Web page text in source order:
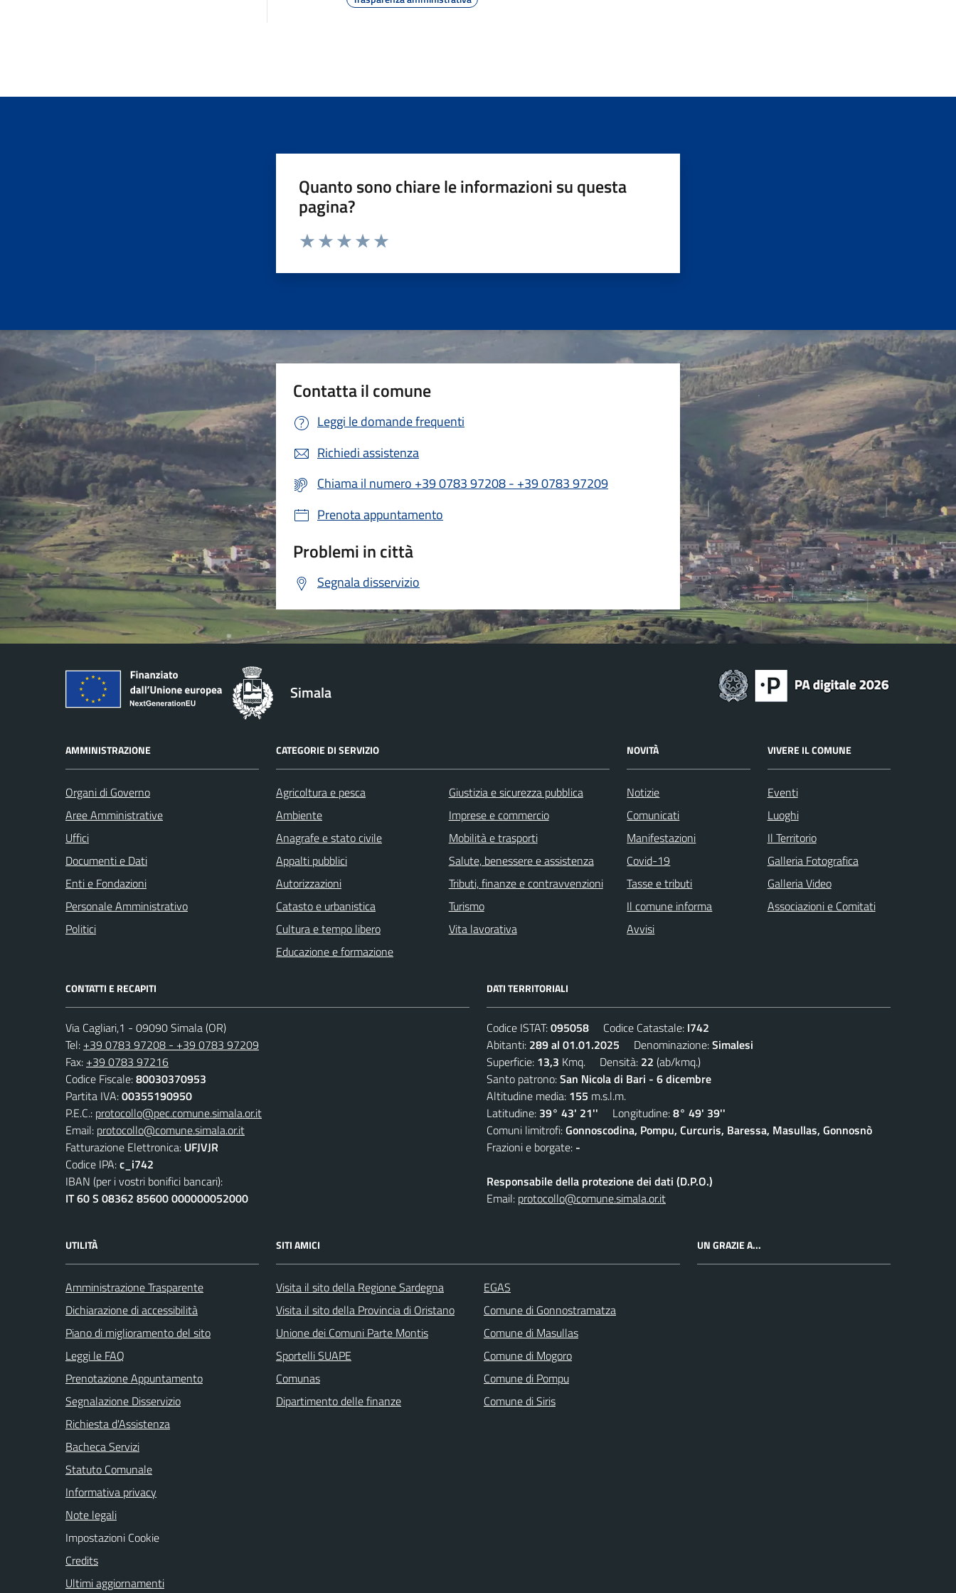
Quanto sono chiare le informazioni su questa
pagina?
Valuta da 1 a 5 stelle la pagina
Contatta il comune
Leggi le domande frequenti
Richiedi assistenza
Chiama il numero +39 0783 97208 - +39 0783 97209
Prenota appuntamento
Problemi in città
Segnala disservizio
Simala
AMMINISTRAZIONE
Organi di Governo
Aree Amministrative
Uffici
Documenti e Dati
Enti e Fondazioni
Personale Amministrativo
Politici
CATEGORIE DI SERVIZIO
Agricoltura e pesca
Ambiente
Anagrafe e stato civile
Appalti pubblici
Autorizzazioni
Catasto e urbanistica
Cultura e tempo libero
Educazione e formazione
Giustizia e sicurezza pubblica
Imprese e commercio
Mobilità e trasporti
Salute, benessere e assistenza
Tributi, finanze e contravvenzioni
Turismo
Vita lavorativa
NOVITÀ
Notizie
Comunicati
Manifestazioni
Covid-19
Tasse e tributi
Il comune informa
Avvisi
VIVERE IL COMUNE
Eventi
Luoghi
Il Territorio
Galleria Fotografica
Galleria Video
Associazioni e Comitati
CONTATTI E RECAPITI
Via Cagliari,1 - 09090 Simala (OR)
Tel: +39 0783 97208 - +39 0783 97209
Fax: +39 0783 97216
Codice Fiscale:80030370953
Partita IVA:00355190950
P.E.C.: protocollo@pec.comune.simala.or.it
Email: protocollo@comune.simala.or.it
Fatturazione Elettronica: UFJVJR
Codice IPA:c_i742
IBAN (per i vostri bonifici bancari):
IT 60 S 08362 85600 000000052000
DATI TERRITORIALI
Codice ISTAT:095058 Codice Catastale: I742
Abitanti: 289 al 01.01.2025 Denominazione:Simalesi
Superficie: 13,3 Kmq. Densità: 22 (ab/kmq.)
Santo patrono:San Nicola di Bari - 6 dicembre
Altitudine media: 155 m.s.l.m.
Latitudine: 39° 43' 21'' Longitudine:8° 49' 39''
Comuni limitrofi:Gonnoscodina, Pompu, Curcuris, Baressa, Masullas, Gonnosnò
Frazioni e borgate: -
Responsabile della protezione dei dati (D.P.O.)
Email: protocollo@comune.simala.or.it
UTILITÀ
Amministrazione Trasparente
Dichiarazione di accessibilità
Piano di miglioramento del sito
Leggi le FAQ
Prenotazione Appuntamento
Segnalazione Disservizio
Richiesta d'Assistenza
Bacheca Servizi
Statuto Comunale
Informativa privacy
Note legali
Impostazioni Cookie
Credits
Ultimi aggiornamenti
SITI AMICI
Visita il sito della Regione Sardegna
Visita il sito della Provincia di Oristano
Unione dei Comuni Parte Montis
Sportelli SUAPE
Comunas
Dipartimento delle finanze
EGAS
Comune di Gonnostramatza
Comune di Masullas
Comune di Mogoro
Comune di Pompu
Comune di Siris
UN GRAZIE A...